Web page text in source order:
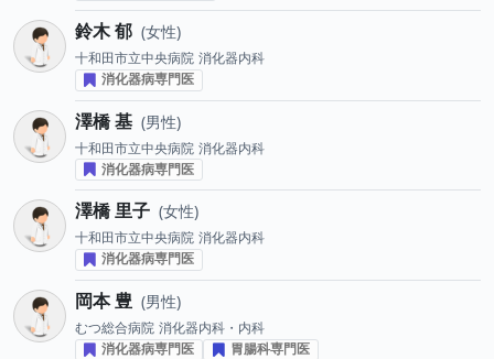
鈴木 郁 女性
十和田市立中央病院 消化器内科
消化器病専門医
澤橋 基 男性
十和田市立中央病院 消化器内科
消化器病専門医
澤橋 里子 女性
十和田市立中央病院 消化器内科
消化器病専門医
岡本 豊 男性
むつ総合病院 消化器内科・内科
消化器病専門医
胃腸科専門医